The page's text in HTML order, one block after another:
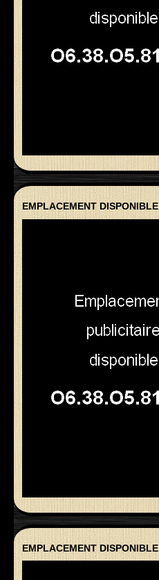
EMPLACEMENT DISPONIBLE
EMPLACEMENT DISPONIBLE